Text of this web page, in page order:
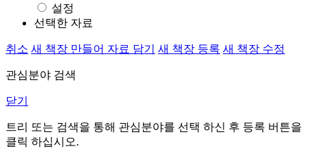
설정
선택한 자료
취소 새 책장 만들어 자료 담기 새 책장 등록 새 책장 수정
관심분야 검색
닫기
트리 또는 검색을 통해 관심분야를 선택 하신 후 등록 버튼을
클릭 하십시오.